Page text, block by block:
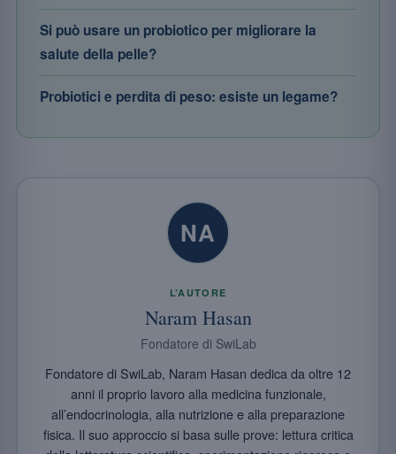
Si può usare un probiotico per migliorare la
salute della pelle?
Probiotici e perdita di peso: esiste un legame?
NA
L’AUTORE
Naram Hasan
Fondatore di SwiLab
Fondatore di SwiLab, Naram Hasan dedica da oltre 12
anni il proprio lavoro alla medicina funzionale,
all’endocrinologia, alla nutrizione e alla preparazione
fisica. Il suo approccio si basa sulle prove: lettura critica